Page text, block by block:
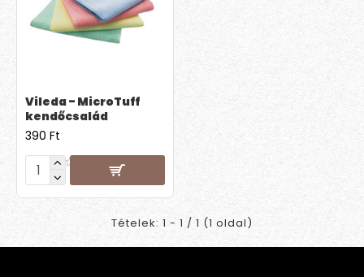
Vileda - MicroTuff
kendőcsalád
390 Ft
Tételek: 1 - 1 / 1 (1 oldal)